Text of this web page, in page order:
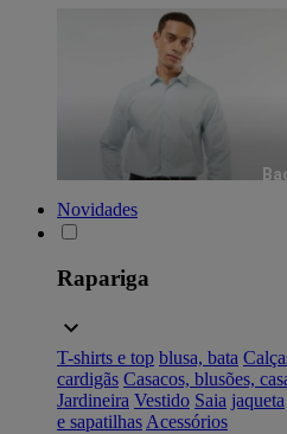
Novidades
Rapariga
T-shirts e top blusa, bata
cardigãs Casacos, blusões,
Jardineira Vestido Saia jaqueta
e sapatilhas Acessórios